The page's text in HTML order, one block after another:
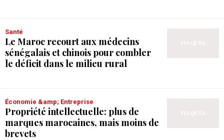
Santé
Le Maroc recourt aux médecins
sénégalais et chinois pour combler
le déficit dans le milieu rural
Économie &amp; Entreprise
Propriété intellectuelle: plus de
marques marocaines, mais moins de
brevets